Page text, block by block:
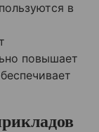
в
повышает